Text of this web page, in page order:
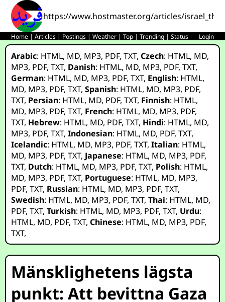
https://www.hostmaster.org/articles/
Home |Articles | Postings |Weather |Top |Trending |Status Login
Arabic: HTML, MD, MP3, PDF,TXT,Czech: HTML, MD,
MP3, PDF,TXT, Danish: HTML, MD, MP3, PDF,TXT,
German: HTML, MD, MP3, PDF,TXT, English: HTML,
MD, MP3, PDF,TXT,Spanish: HTML, MD, MP3, PDF,
TXT, Persian: HTML, MD, PDF,TXT, Finnish: HTML,
MD, MP3, PDF,TXT, French: HTML, MD, MP3, PDF,
TXT, Hebrew: HTML, MD, PDF,TXT, Hindi: HTML, MD,
MP3, PDF,TXT,Indonesian: HTML, MD, PDF,TXT,
Icelandic: HTML, MD, MP3, PDF,TXT,Italian: HTML,
MD, MP3, PDF,TXT, Japanese: HTML, MD, MP3, PDF,
TXT, Dutch: HTML, MD, MP3, PDF,TXT, Polish: HTML,
MD, MP3, PDF,TXT, Portuguese: HTML, MD, MP3,
PDF,TXT, Russian: HTML, MD, MP3, PDF,TXT,
Swedish: HTML, MD, MP3, PDF,TXT,Thai: HTML, MD,
PDF,TXT,Turkish: HTML, MD, MP3, PDF,TXT, Urdu:
HTML, MD, PDF,TXT,Chinese: HTML, MD, MP3, PDF,
TXT,
Mänsklighetens lägsta
punkt: Att bevittna Gaza